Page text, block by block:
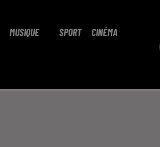
MUSIQUE SPORT CINÉMA